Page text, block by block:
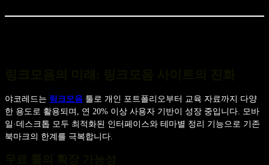
야코레드는 링크모음 툴로 개인 포트폴리오부터 교육 자료까지 다양
한 용도로 활용되며, 연 20% 이상 사용자 기반이 성장 중입니다. 모바
일·데스크톱 모두 최적화된 인터페이스와 테마별 정리 기능으로 기존
북마크의 한계를 극복합니다.